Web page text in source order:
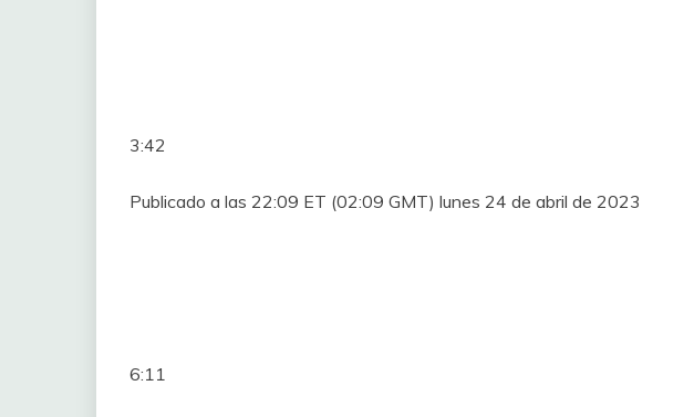
3:42
Publicado a las 22:09 ET (02:09 GMT) lunes 24 de abril de 2023
6:11